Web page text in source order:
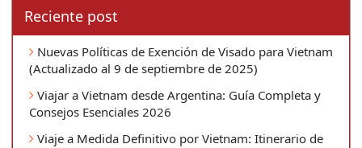
Reciente post
Nuevas Políticas de Exención de Visado para Vietnam
(Actualizado al 9 de septiembre de 2025)
Viajar a Vietnam desde Argentina: Guía Completa y
Consejos Esenciales 2026
Viaje a Medida Definitivo por Vietnam: Itinerario de